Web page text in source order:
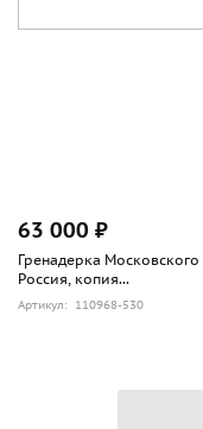
63 000 ₽
Гренадерка
Россия, копия...
Артикул: 110968-530